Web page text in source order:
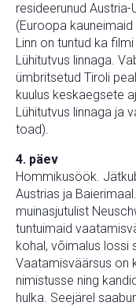
resideerunud
(Euroopa kauneimaid
Linn on tuntud ka
Lühitutvus linnaga.
ümbritsetud Tiroli
kuulus keskaegsete
Lühitutvus linnaga ja
toad).
4. päev
Hommikusöök.
Austrias ja
muinasjutulist
tuntuimaid
kohal, võimalus lossi
Vaatamisväärsus on
nimistusse ning
hulka. Seejärel